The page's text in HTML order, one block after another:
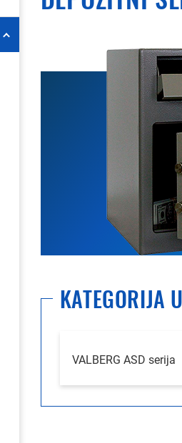
KATEGORIJA
VALBERG ASD serija